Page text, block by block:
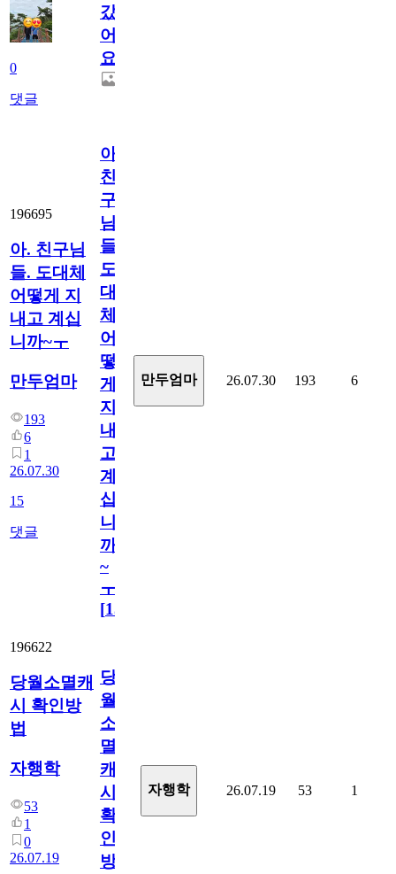
0
댓글
갔
어
요.
196695
아. 친구님
들. 도대체
어떻게 지
내고 계십
니까~ㅜ
만두엄마
193
6
1
26.07.30
15
댓글
아.
친
구
님
들.
도
대
체
어
떻
게
지
내
고
계
십
니
까
~
ㅜ
[15
만두엄마 26.07.30 193 6
196622
당월소멸캐
시 확인방
법
자행학
53
1
0
26.07.19
당
월
소
멸
캐
시
확
인
방
자행학 26.07.19 53 1